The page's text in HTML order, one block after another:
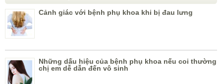
Cảnh giác với bệnh phụ khoa khi bị đau lưng
Những dấu hiệu của bệnh phụ khoa nếu coi thường
chị em dễ dẫn đến vô sinh